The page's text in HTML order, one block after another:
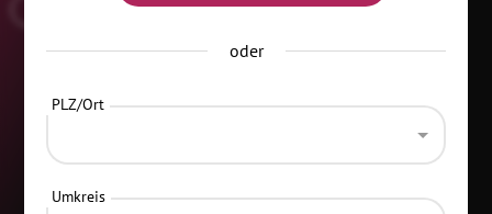
ESSEN & TRINKEN
oder
PLZ/Ort
Umkreis